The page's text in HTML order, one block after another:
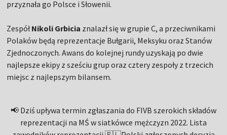
przyznała go Polsce i Słowenii.
ZespółNikoli Grbicia znalazł się w grupie C, a przeciwnikami
Polaków będą reprezentacje Bułgarii, Meksyku oraz Stanów
Zjednoczonych. Awans do kolejnej rundy uzyskają po dwie
najlepsze ekipy z sześciu grup oraz cztery zespoły z trzecich
miejsc z najlepszym bilansem.
📢 Dziś upływa termin zgłaszania do FIVB szerokich składów
reprezentacji na MŚ w siatkówce mężczyzn 2022. Lista